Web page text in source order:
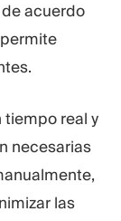
acuerdo
tiempo real y
necesarias
las